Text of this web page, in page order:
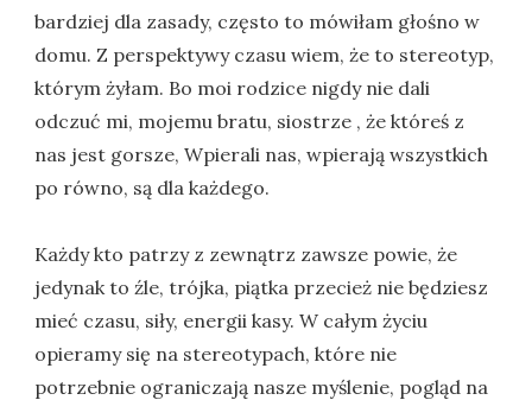
bardziej dla zasady, często to mówiłam głośno w
domu. Z perspektywy czasu wiem, że to stereotyp,
którym żyłam. Bo moi rodzice nigdy nie dali
odczuć mi, mojemu bratu, siostrze , że któreś z
nas jest gorsze, Wpierali nas, wpierają wszystkich
po równo, są dla każdego.
Każdy kto patrzy z zewnątrz zawsze powie, że
jedynak to źle, trójka, piątka przecież nie będziesz
mieć czasu, siły, energii kasy. W całym życiu
opieramy się na stereotypach, które nie
potrzebnie ograniczają nasze myślenie, pogląd na